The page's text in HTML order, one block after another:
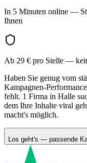
In 5 Minuten online —
Ihnen
Ab 29 € pro Stelle —
Haben Sie genug vom
Kampagnen-
fehlt. 1 Firma in Halle
dem Ihre Inhalte viral
macht's möglich.
Los geht's — passende